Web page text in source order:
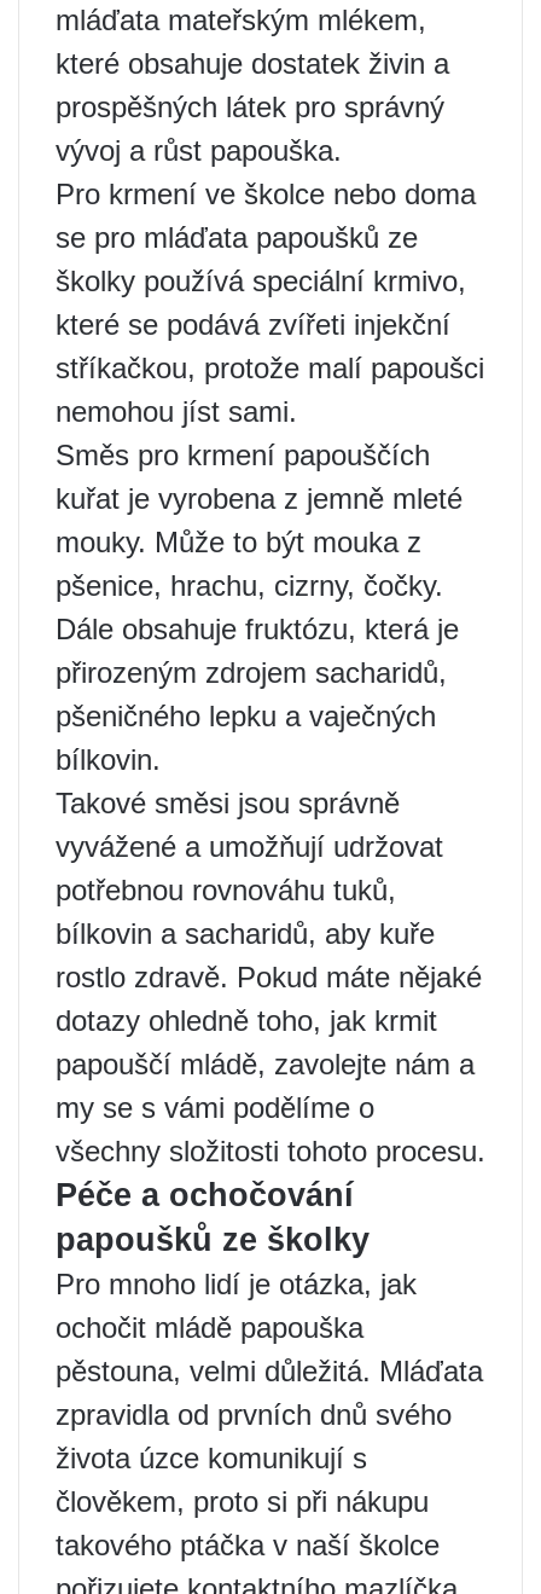
mláďata mateřským mlékem,
které obsahuje dostatek živin a
prospěšných látek pro správný
vývoj a růst papouška.
Pro krmení ve školce nebo doma
se pro mláďata papoušků ze
školky používá speciální krmivo,
které se podává zvířeti injekční
stříkačkou, protože malí papoušci
nemohou jíst sami.
Směs pro krmení papouščích
kuřat je vyrobena z jemně mleté ​​
mouky. Může to být mouka z
pšenice, hrachu, cizrny, čočky.
Dále obsahuje fruktózu, která je
přirozeným zdrojem sacharidů,
pšeničného lepku a vaječných
bílkovin.
Takové směsi jsou správně
vyvážené a umožňují udržovat
potřebnou rovnováhu tuků,
bílkovin a sacharidů, aby kuře
rostlo zdravě. Pokud máte nějaké
dotazy ohledně toho, jak krmit
papouščí mládě, zavolejte nám a
my se s vámi podělíme o
všechny složitosti tohoto procesu.
Péče a ochočování
papoušků ze školky
Pro mnoho lidí je otázka, jak
ochočit mládě papouška
pěstouna, velmi důležitá. Mláďata
zpravidla od prvních dnů svého
života úzce komunikují s
člověkem, proto si při nákupu
takového ptáčka v naší školce